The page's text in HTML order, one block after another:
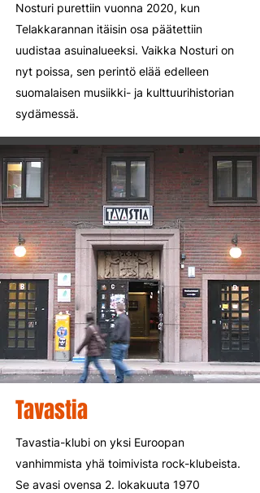
Nosturi purettiin vuonna 2020, kun
Telakkarannan itäisin osa päätettiin
uudistaa asuinalueeksi. Vaikka Nosturi on
nyt poissa, sen perintö elää edelleen
suomalaisen musiikki- ja kulttuurihistorian
sydämessä.
Tavastia
Tavastia-klubi on yksi Euroopan
vanhimmista yhä toimivista rock-klubeista.
Se avasi ovensa 2. lokakuuta 1970